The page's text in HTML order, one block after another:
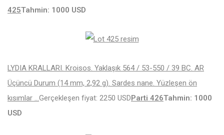
425Tahmin: 1000 USD
LYDIA KRALLARI. Kroisos. Yaklaşık 564 / 53-550 / 39 BC. AR
Üçüncü Durum (14 mm, 2,92 g). Sardes nane. Yüzleşen ön
kısımlar … Gerçekleşen fiyat: 2250 USDParti 426Tahmin: 1000
USD